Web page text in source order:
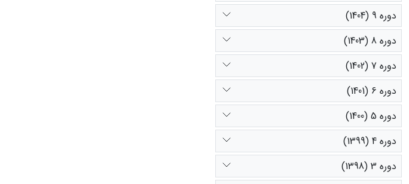
دوره 9 (1404)
دوره 8 (1403)
دوره 7 (1402)
دوره 6 (1401)
دوره 5 (1400)
دوره 4 (1399)
دوره 3 (1398)